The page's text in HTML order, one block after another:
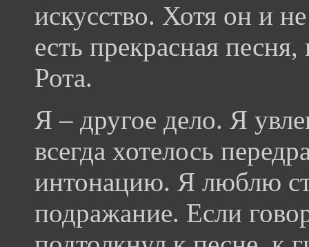
искусство. Хотя он и
есть прекрасная
Рота.
Я – другое дело. Я
всегда хотелось
интонацию. Я люблю
подражание. Если